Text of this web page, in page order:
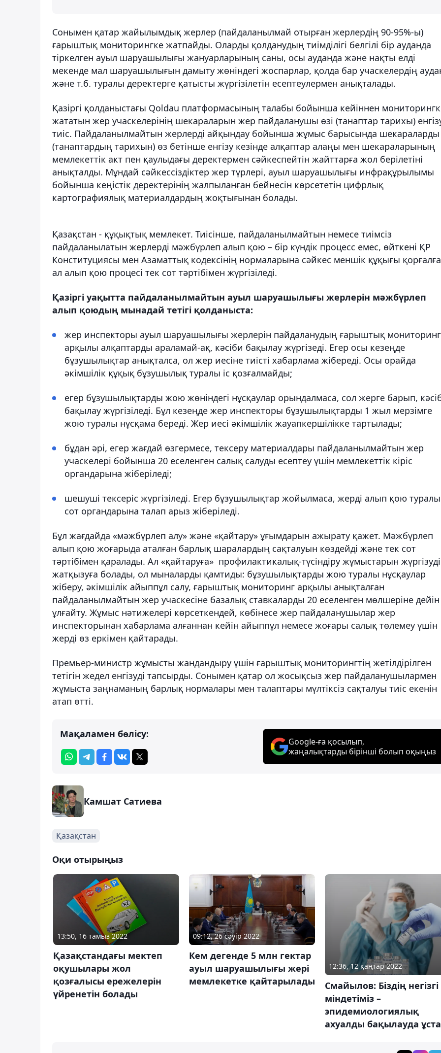
Сонымен қатар жайылымдық жерлер (пайдаланылмай отырған жерлердің 90-95%-ы)
ғарыштық мониторингке жатпайды. Оларды қолданудың тиімділігі белгілі бір ауданда
тіркелген ауыл шаруашылығы жануарларының саны, осы ауданда және нақты елді
мекенде мал шаруашылығын дамыту жөніндегі жоспарлар, қолда бар учаскелердің
және т.б. туралы деректерге қатысты жүргізілетін есептеулермен анықталады.
Қазіргі қолданыстағы Qoldau платформасының талабы бойынша кейіннен
жататын жер учаскелерінің шекараларын жер пайдаланушы өзі (танаптар тарихы)
тиіс. Пайдаланылмайтын жерлерді айқындау бойынша жұмыс барысында шекараларды
(танаптардың тарихын) өз бетінше енгізу кезінде алқаптар алаңы мен шекараларының
мемлекеттік акт пен қаулыдағы деректермен сәйкеспейтін жайттарға жол берілетіні
анықталды. Мұндай сәйкессіздіктер жер түрлері, ауыл шаруашылығы инфрақұрылымы
бойынша кеңістік деректерінің жалпыланған бейнесін көрсететін цифрлық
картографиялық материалдардың жоқтығынан болады.
Қазақстан - құқықтық мемлекет. Тиісінше, пайдаланылмайтын немесе тиімсіз
пайдаланылатын жерлерді мәжбүрлеп алып қою – бір күндік процесс емес, өйткені ҚР
Конституциясы мен Азаматтық кодексінің нормаларына сәйкес меншік құқығы
ал алып қою процесі тек сот тәртібімен жүргізіледі.
Қазіргі уақытта пайдаланылмайтын ауыл шаруашылығы жерлерін мәжбүрлеп
алып қоюдың мынадай тетігі қолданыста:
жер инспекторы ауыл шаруашылығы жерлерін пайдаланудың ғарыштық
арқылы алқаптарды араламай-ақ, кәсіби бақылау жүргізеді. Егер осы кезеңде
бұзушылықтар анықталса, ол жер иесіне тиісті хабарлама жібереді. Осы орайда
әкімшілік құқық бұзушылық туралы іс қозғалмайды;
егер бұзушылықтарды жою жөніндегі нұсқаулар орындалмаса, сол жерге барып,
бақылау жүргізіледі. Бұл кезеңде жер инспекторы бұзушылықтарды 1 жыл мерзімге
жою туралы нұсқама береді. Жер иесі әкімшілік жауапкершілікке тартылады;
бұдан әрі, егер жағдай өзгермесе, тексеру материалдары пайдаланылмайтын жер
учаскелері бойынша 20 еселенген салық салуды есептеу үшін мемлекеттік кіріс
органдарына жіберіледі;
шешуші тексеріс жүргізіледі. Егер бұзушылықтар жойылмаса, жерді алып қою туралы
сот органдарына талап арыз жіберіледі.
Бұл жағдайда «мәжбүрлеп алу» және «қайтару» ұғымдарын ажырату қажет. Мәжбүрлеп
алып қою жоғарыда аталған барлық шаралардың сақталуын көздейді және тек сот
тәртібімен қаралады. Ал «қайтаруға» профилактикалық-түсіндіру жұмыстарын жүргізуді
жатқызуға болады, ол мыналарды қамтиды: бұзушылықтарды жою туралы нұсқаулар
жіберу, әкімшілік айыппұл салу, ғарыштық мониторинг арқылы анықталған
пайдаланылмайтын жер учаскесіне базалық ставкаларды 20 еселенген мөлшеріне дейін
ұлғайту. Жұмыс нәтижелері көрсеткендей, көбінесе жер пайдаланушылар жер
инспекторынан хабарлама алғаннан кейін айыппұл немесе жоғары салық төлемеу үшін
жерді өз еркімен қайтарады.
Премьер-министр жұмысты жандандыру үшін ғарыштық мониторингтің жетілдірілген
тетігін жедел енгізуді тапсырды. Сонымен қатар ол жосықсыз жер пайдаланушылармен
жұмыста заңнаманың барлық нормалары мен талаптары мүлтіксіз сақталуы тиіс екенін
атап өтті.
Мақаламен бөлісу:
Google-ға қосылып,
жаңалықтарды бірінші болып оқыңыз
Камшат Сатиева
Қазақстан
Оқи отырыңыз
13:50, 16 тамыз 2022
Қазақстандағы мектеп
оқушылары жол
қозғалысы ережелерін
үйренетін болады
09:12, 26 сәуір 2022
Кем дегенде 5 млн гектар
ауыл шаруашылығы жері
мемлекетке қайтарылады
12:36, 12 қаңтар 2022
Смайылов: Біздің негізгі
міндетіміз –
эпидемиологиялық
ахуалды бақылауда